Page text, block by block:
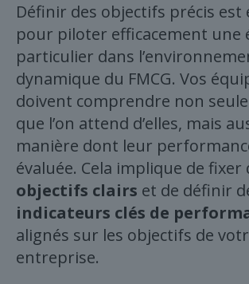
Définir des objectifs précis est
pour piloter efficacement une
particulier dans
dynamique du FMCG. Vos
doivent comprendre non
que l’on attend d’elles, mais
manière dont leur
évaluée. Cela implique de fixer
objectifs clairs et de définir
indicateurs clés de
alignés sur les objectifs de
entreprise.